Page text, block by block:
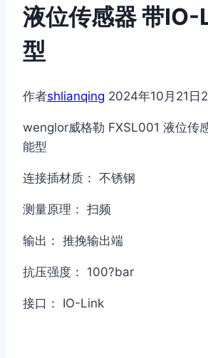
液位传感器 带
型
作者shlianqing 2024年10月21日
wenglor威格勒 FXSL001 液位传
能型
连接插材质： 不锈钢
测量原理： 扫频
输出： 推挽输出端
抗压强度： 100?bar
接口： IO-Link